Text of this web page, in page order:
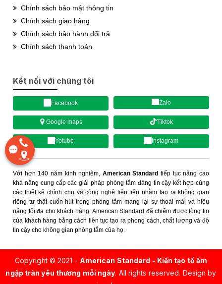
Chính sách bảo mật thông tin
Chính sách giao hàng
Chính sách bảo hành đổi trả
Chính sách thanh toán
Kết nối với chúng tôi
Facebook Zalo
Google maps Tiktok
Yotube Instagram
Với hơn 140 năm kinh nghiệm, American Standard tiếp tục nâng cao
khả năng cung cấp các giải pháp phòng tắm đáng tin cậy kết hợp cùng
các thiết kế chỉnh chu và công nghệ tiên tiến nhằm tạo ra không gian
riêng tư thật cuốn hút trong phòng tắm mang lại sự thoải mái và hiệu
năng tối đa cho khách hàng. American Standard đã chiếm được lòng tin
của khách hàng bằng cách liên tục tạo ra phong cách, chất lượng và độ
tin cậy cho không gian phòng tắm của họ.
Copyright © 2021 - American Standard - Kiến tạo tổ ấm
ngập tràn yêu thương mỗi ngày. All rights reserved. Design by